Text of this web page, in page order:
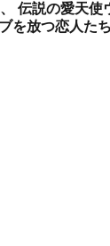
伝説の愛天使
を放つ恋人た